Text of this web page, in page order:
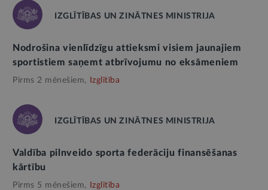
IZGLĪTĪBAS UN ZINĀTNES MINISTRIJA
Nodrošina vienlīdzīgu attieksmi visiem jaunajiem
sportistiem saņemt atbrīvojumu no eksāmeniem
Pirms 2 mēnešiem, Izglītība
IZGLĪTĪBAS UN ZINĀTNES MINISTRIJA
Valdība pilnveido sporta federāciju finansēšanas
kārtību
Pirms 5 mēnešiem, Izglītība